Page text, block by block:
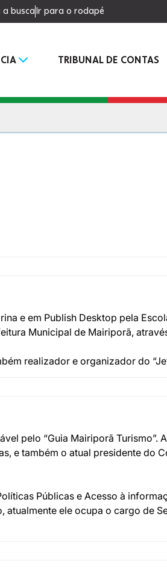
buscaIr para o rodapé
TRIBUNAL DE CONTAS
e em Publish Desktop pela
Municipal de Mairiporã,
realizador e organizador do
pelo “Guia Mairiporã Turismo”.
e também o atual presidente do
Públicas e Acesso à
ele ocupa o cargo de